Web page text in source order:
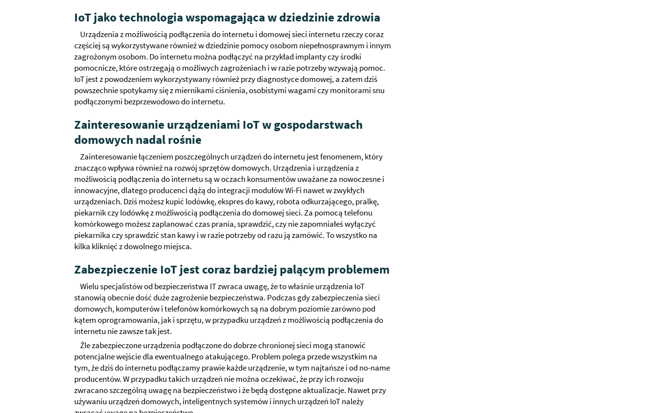
IoT jako technologia wspomagająca w dziedzinie zdrowia
Urządzenia z możliwością podłączenia do internetu i domowej sieci internetu rzeczy coraz
częściej są wykorzystywane również w dziedzinie pomocy osobom niepełnosprawnym i innym
zagrożonym osobom. Do internetu można podłączyć na przykład implanty czy środki
pomocnicze, które ostrzegają o możliwych zagrożeniach i w razie potrzeby wzywają pomoc.
IoT jest z powodzeniem wykorzystywany również przy diagnostyce domowej, a zatem dziś
powszechnie spotykamy się z miernikami ciśnienia, osobistymi wagami czy monitorami snu
podłączonymi bezprzewodowo do internetu.
Zainteresowanie urządzeniami IoT w gospodarstwach
domowych nadal rośnie
Zainteresowanie łączeniem poszczególnych urządzeń do internetu jest fenomenem, który
znacząco wpływa również na rozwój sprzętów domowych. Urządzenia i urządzenia z
możliwością podłączenia do internetu są w oczach konsumentów uważane za nowoczesne i
innowacyjne, dlatego producenci dążą do integracji modułów Wi-Fi nawet w zwykłych
urządzeniach. Dziś możesz kupić lodówkę, ekspres do kawy, robota odkurzającego, pralkę,
piekarnik czy lodówkę z możliwością podłączenia do domowej sieci. Za pomocą telefonu
komórkowego możesz zaplanować czas prania, sprawdzić, czy nie zapomniałeś wyłączyć
piekarnika czy sprawdzić stan kawy i w razie potrzeby od razu ją zamówić. To wszystko na
kilka kliknięć z dowolnego miejsca.
Zabezpieczenie IoT jest coraz bardziej palącym problemem
Wielu specjalistów od bezpieczeństwa IT zwraca uwagę, że to właśnie urządzenia IoT
stanowią obecnie dość duże zagrożenie bezpieczeństwa. Podczas gdy zabezpieczenia sieci
domowych, komputerów i telefonów komórkowych są na dobrym poziomie zarówno pod
kątem oprogramowania, jak i sprzętu, w przypadku urządzeń z możliwością podłączenia do
internetu nie zawsze tak jest.
Źle zabezpieczone urządzenia podłączone do dobrze chronionej sieci mogą stanowić
potencjalne wejście dla ewentualnego atakującego. Problem polega przede wszystkim na
tym, że dziś do internetu podłączamy prawie każde urządzenie, w tym najtańsze i od no-name
producentów. W przypadku takich urządzeń nie można oczekiwać, że przy ich rozwoju
zwracano szczególną uwagę na bezpieczeństwo i że będą dostępne aktualizacje. Nawet przy
używaniu urządzeń domowych, inteligentnych systemów i innych urządzeń IoT należy